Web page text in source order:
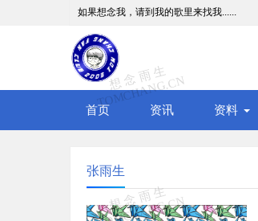
如果想念我，请到我的歌里来找我......
首页 资讯 资料
张雨生